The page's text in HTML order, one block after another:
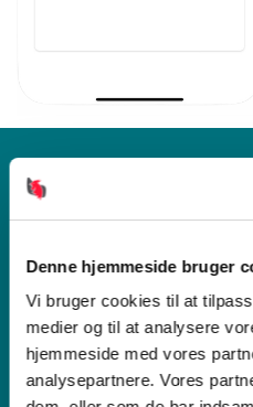
Denne hjemmeside bruger
Vi bruger cookies til at
medier og til at analysere
hjemmeside med vores
analysepartnere. Vores
OM BORNHOLMS
Medarbejdere
Bestyrelsen A/S
Bornholms Brand A.m.b.a
Persondatapolitik
Finanstilsynet